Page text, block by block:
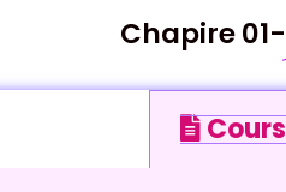
Chapire 01-
Cours